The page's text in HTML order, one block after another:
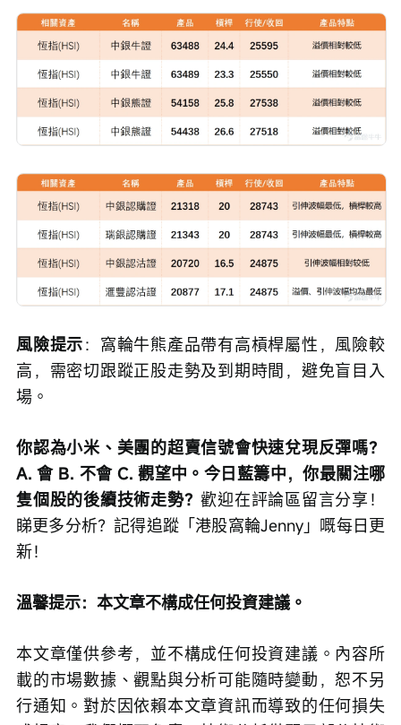
風險提示：窩輪牛熊產品帶有高槓桿屬性，風險較
高，需密切跟蹤正股走勢及到期時間，避免盲目入
場。
你認為小米、美團的超賣信號會快速兌現反彈嗎？
A. 會 B. 不會 C. 觀望中。今日藍籌中，你最關注哪
隻個股的後續技術走勢？歡迎在評論區留言分享！
睇更多分析？記得追蹤「港股窩輪Jenny」嘅每日更
新！
溫馨提示：本文章不構成任何投資建議。
本文章僅供參考，並不構成任何投資建議。內容所
載的市場數據、觀點與分析可能隨時變動，恕不另
行通知。對於因依賴本文章資訊而導致的任何損失